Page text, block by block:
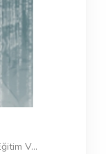
V...